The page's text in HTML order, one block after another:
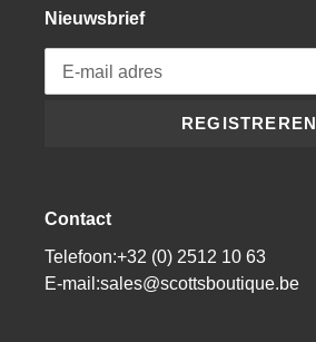
Nieuwsbrief
REGISTREREN
Contact
Telefoon:+32 (0) 2512 10 63
E-mail:sales@scottsboutique.be